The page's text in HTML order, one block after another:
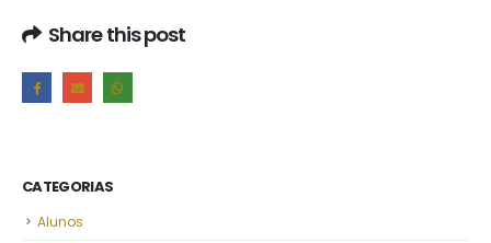
Share this post
CATEGORIAS
Alunos